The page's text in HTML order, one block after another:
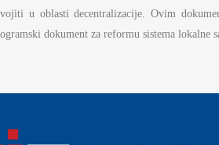
u oblasti decentralizacije. Ovim
dokument za reformu sistema lokalne